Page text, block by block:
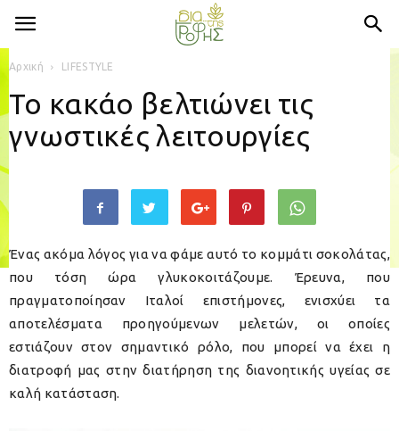
Αρχική LIFESTYLE
Το κακάο βελτιώνει τις
γνωστικές λειτουργίες
Ένας ακόμα λόγος για να φάμε αυτό το κομμάτι σοκολάτας,
που τόση ώρα γλυκοκοιτάζουμε. Έρευνα, που
πραγματοποίησαν Iταλοί επιστήμονες, ενισχύει τα
αποτελέσματα προηγούμενων μελετών, οι οποίες
εστιάζουν στον σημαντικό ρόλο, που μπορεί να έχει η
διατροφή μας στην διατήρηση της διανοητικής υγείας σε
καλή κατάσταση.